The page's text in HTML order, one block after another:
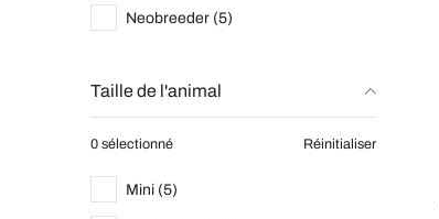
Neobreeder (5)
Taille de l'animal
0 sélectionné Réinitialiser
Mini (5)